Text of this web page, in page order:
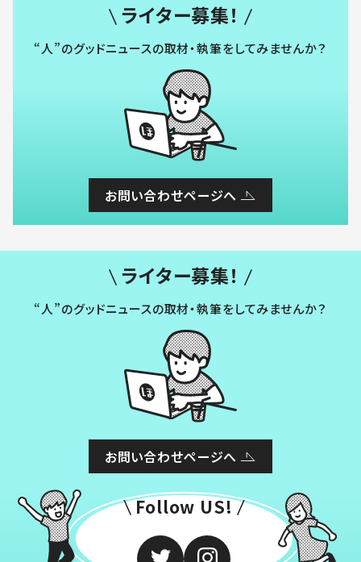
ライター募集！
“人”のグッドニュースの取材・執筆をしてみませんか？
お問い合わせページへ
ライター募集！
“人”のグッドニュースの取材・執筆をしてみませんか？
お問い合わせページへ
Follow US!